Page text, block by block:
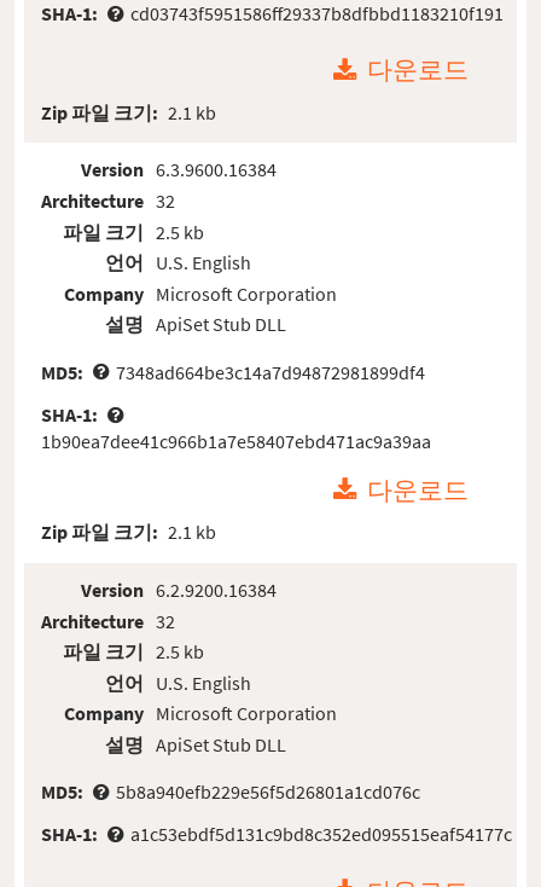
SHA-1: cd03743f5951586ff29337b8dfbbd1183210f191
다운로드
Zip 파일 크기: 2.1 kb
Version
Architecture
파일 크기
언어
Company
설명
6.3.9600.16384
32
2.5 kb
U.S. English
Microsoft Corporation
ApiSet Stub DLL
MD5:
7348ad664be3c14a7d94872981899df4
SHA-1:
1b90ea7dee41c966b1a7e58407ebd471ac9a39aa
다운로드
Zip 파일 크기: 2.1 kb
Version
Architecture
파일 크기
언어
Company
설명
6.2.9200.16384
32
2.5 kb
U.S. English
Microsoft Corporation
ApiSet Stub DLL
MD5:
5b8a940efb229e56f5d26801a1cd076c
SHA-1:
a1c53ebdf5d131c9bd8c352ed095515eaf54177c